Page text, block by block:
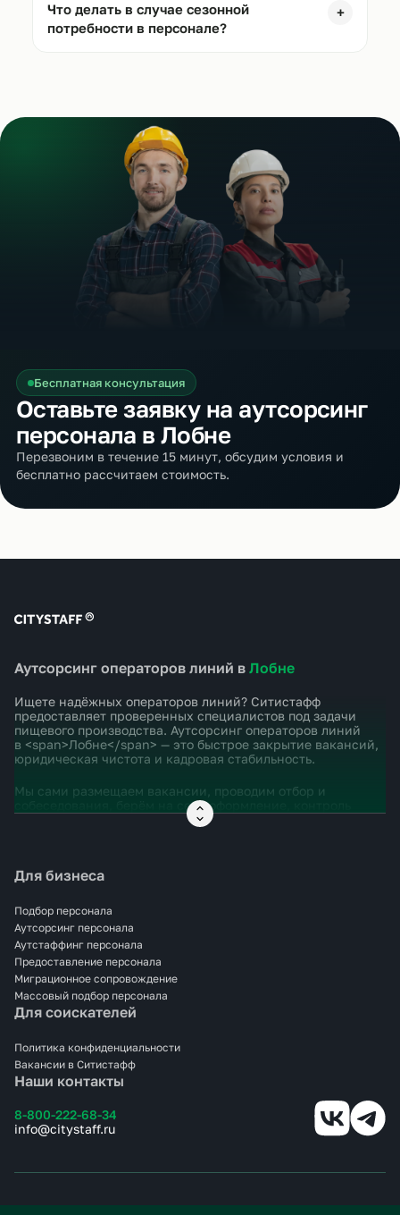
Что делать в случае сезонной
потребности в персонале?
+
Бесплатная консультация
Оставьте заявку на аутсорсинг
персонала в Лобне
Перезвоним в течение 15 минут, обсудим условия и
бесплатно рассчитаем стоимость.
Аутсорсинг операторов линий в Лобне
Ищете надёжных операторов линий? Ситистафф
предоставляет проверенных специалистов под задачи
пищевого производства. Аутсорсинг операторов линий
в <span>Лобне</span> — это быстрое закрытие вакансий,
юридическая чистота и кадровая стабильность.
Мы сами размещаем вакансии, проводим отбор и
собеседования, берём на себя оформление, контроль
выхода и замену сотрудников. Сотрудники проходят
С нами вы экономите время и ресурсы, а качество
Аутсорсинг операторов линий в <span>Лобне</span> —
это точность, гибкость и надёжный результат.
Наши контакты
8-800-222-68-34
info@citystaff.ru
Для бизнеса
Подбор персонала
Аутсорсинг персонала
Аутстаффинг персонала
Предоставление персонала
Миграционное сопровождение
Массовый подбор персонала
Для соискателей
Политика конфиденциальности
Вакансии в Ситистафф